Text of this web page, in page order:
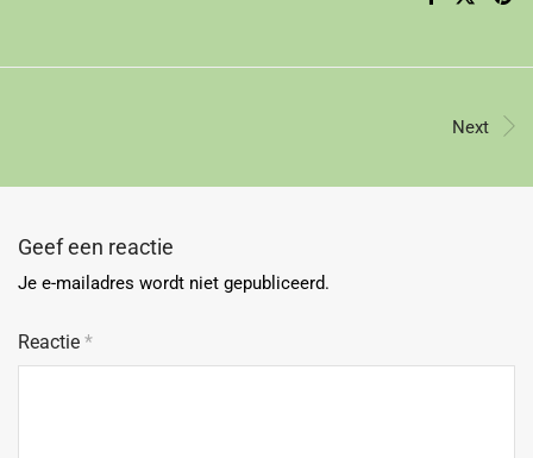
Next
Geef een reactie
Je e-mailadres wordt niet gepubliceerd.
Reactie *